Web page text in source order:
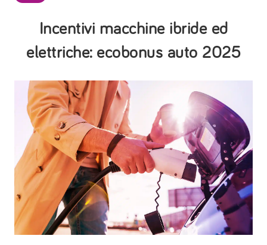
Incentivi macchine ibride ed
elettriche: ecobonus auto 2025